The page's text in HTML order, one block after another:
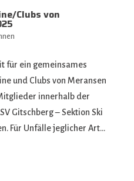
Clubs von
für ein gemeinsames
und Clubs von Meransen
innerhalb der
Gitschberg – Sektion Ski
Für Unfälle jeglicher Art...